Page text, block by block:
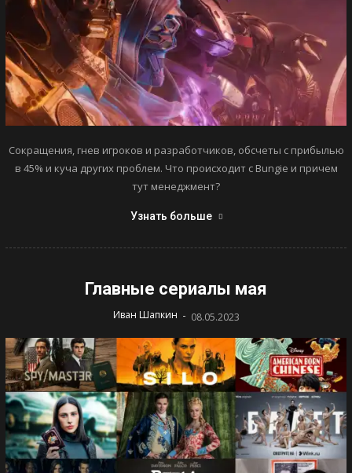
Сокращения, гнев игроков и разработчиков, обсчеты с прибылью
в 45% и куча других проблем. Что происходит с Bungie и причем
тут менеджмент?
Узнать больше
Главные сериалы мая
Иван Шапкин - 08.05.2023